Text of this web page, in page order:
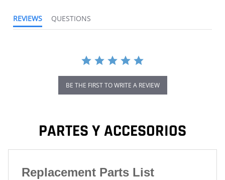
REVIEWS QUESTIONS
BE THE FIRST TO WRITE A REVIEW
PARTES Y ACCESORIOS